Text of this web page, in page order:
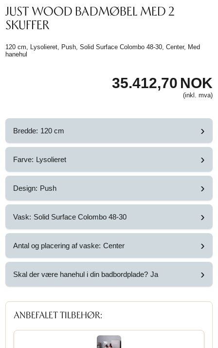
JUST WOOD BADMØBEL MED 2
SKUFFER
120 cm, Lysolieret, Push, Solid Surface Colombo 48-30, Center, Med
hanehul
35.412,70 NOK
(inkl. mva)
Bredde: 120 cm ›
Farve: Lysolieret ›
Design: Push ›
Vask: Solid Surface Colombo 48-30 ›
Antal og placering af vaske: Center ›
Skal der være hanehul i din badbordplade? Ja ›
ANBEFALET TILBEHØR: